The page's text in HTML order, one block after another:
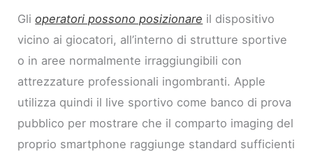
Glioperatori possono posizionare il dispositivo
vicino ai giocatori, all’interno di strutture sportive
o in aree normalmente irraggiungibili con
attrezzature professionali ingombranti. Apple
utilizza quindi il live sportivo come banco di prova
pubblico per mostrare che il comparto imaging del
proprio smartphone raggiunge standard sufficienti